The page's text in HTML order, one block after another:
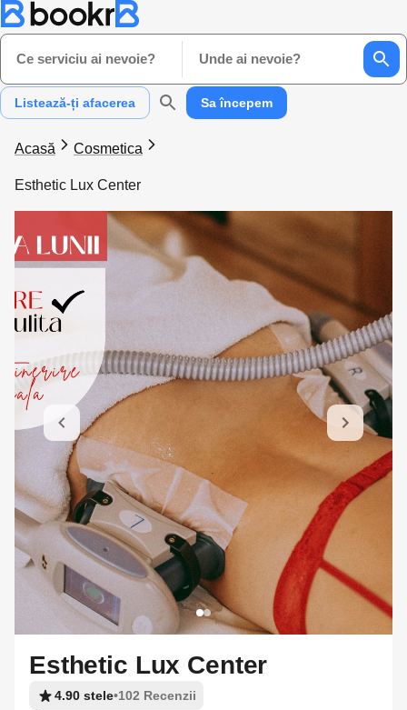
Ce serviciu ai nevoie? Unde ai nevoie?
Listează-ți afacerea Sa începem
Acasă Cosmetica
Esthetic Lux Center
Esthetic Lux Center
4.90 stele•102 Recenzii